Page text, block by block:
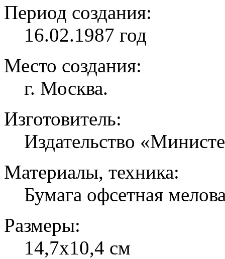
Период создания:
16.02.1987 год
Место создания:
г. Москва.
Изготовитель:
Издательство
Материалы, техника:
Бумага офсетная
Размеры:
14,7х10,4 см